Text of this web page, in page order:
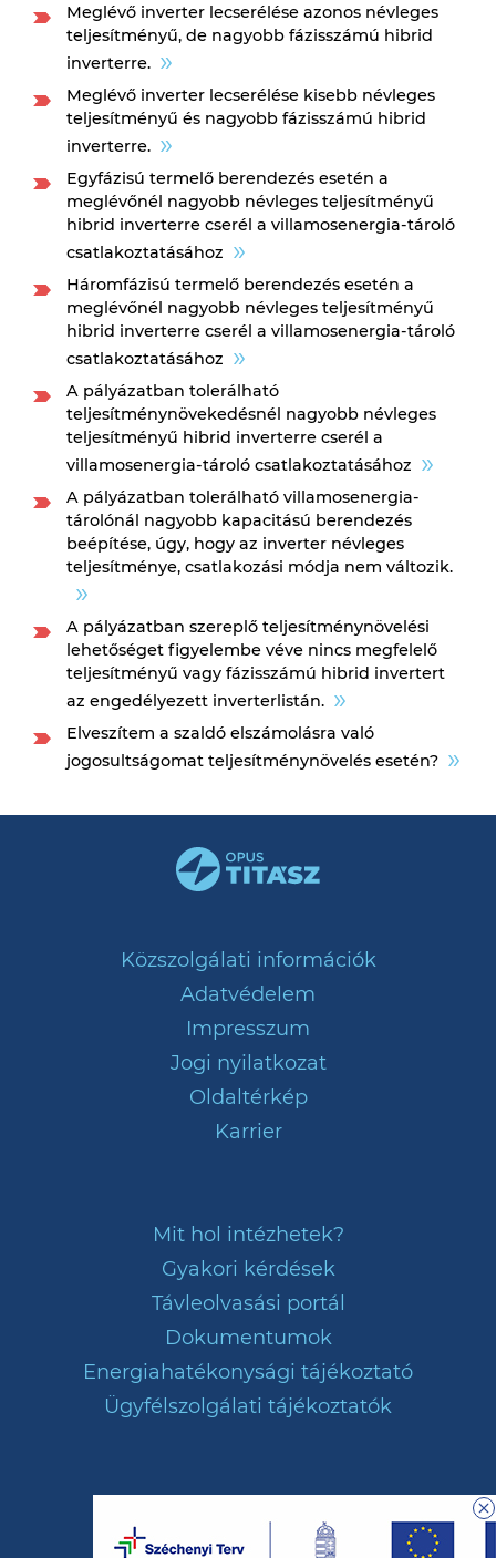
Meglévő inverter lecserélése azonos névleges
teljesítményű, de nagyobb fázisszámú hibrid
inverterre.
Meglévő inverter lecserélése kisebb névleges
teljesítményű és nagyobb fázisszámú hibrid
inverterre.
Egyfázisú termelő berendezés esetén a
meglévőnél nagyobb névleges teljesítményű
hibrid inverterre cserél a villamosenergia-tároló
csatlakoztatásához
Háromfázisú termelő berendezés esetén a
meglévőnél nagyobb névleges teljesítményű
hibrid inverterre cserél a villamosenergia-tároló
csatlakoztatásához
A pályázatban tolerálható
teljesítménynövekedésnél nagyobb névleges
teljesítményű hibrid inverterre cserél a
villamosenergia-tároló csatlakoztatásához
A pályázatban tolerálható villamosenergia-
tárolónál nagyobb kapacitású berendezés
beépítése, úgy, hogy az inverter névleges
teljesítménye, csatlakozási módja nem változik.
A pályázatban szereplő teljesítménynövelési
lehetőséget figyelembe véve nincs megfelelő
teljesítményű vagy fázisszámú hibrid invertert
az engedélyezett inverterlistán.
Elveszítem a szaldó elszámolásra való
jogosultságomat teljesítménynövelés esetén?
Közszolgálati információk
Adatvédelem
Impresszum
Jogi nyilatkozat
Oldaltérkép
Karrier
Mit hol intézhetek?
Gyakori kérdések
Távleolvasási portál
Dokumentumok
Energiahatékonysági tájékoztató
Ügyfélszolgálati tájékoztatók